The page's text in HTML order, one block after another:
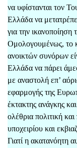
να υφίστανται τον
Ελλάδα να
για την
Ομολογουμένως, το
ανοικτών συνόρων
Ελλάδα να πάρει
με αναστολή επ’
εφαρμογής της
έκτακτης ανάγκης
ολέθρια πολιτική
υποχειρίου και
Γιατί η ακατανόητη